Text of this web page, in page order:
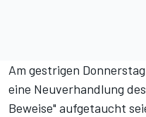
Am gestrigen
eine Neuverhandlung
Beweise" aufgetaucht